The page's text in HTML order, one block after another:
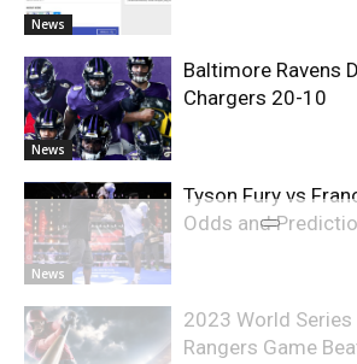
News
News
Baltimore Ravens
Chargers 20-10
News
Tyson Fury vs
Odds and
2023 World Series
Rangers Game